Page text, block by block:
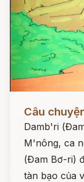
Câu
Damb'ri
M'nông, ca
(Đam Bơ-ri)
tàn bạo của